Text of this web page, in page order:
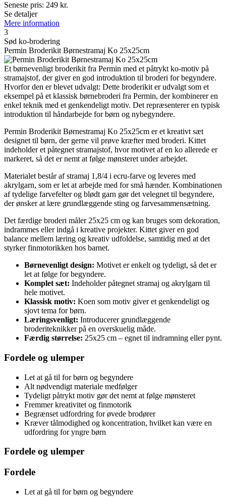
Seneste pris: 249 kr.
Se detaljer
Mere information
3
Sød ko-brodering
Permin Broderikit Børnestramaj Ko 25x25cm
Et børnevenligt broderikit fra Permin med et påtrykt ko-motiv på
stramajstof, der giver en god introduktion til broderi for begyndere.
Hvorfor den er blevet udvalgt: Dette broderikit er udvalgt som et
eksempel på et klassisk børnebroderi fra Permin, der kombinerer en
enkel teknik med et genkendeligt motiv. Det repræsenterer en typisk
introduktion til håndarbejde for børn og nybegyndere.
Permin Broderikit Børnestramaj Ko 25x25cm er et kreativt sæt
designet til børn, der gerne vil prøve kræfter med broderi. Kittet
indeholder et påtegnet stramajstof, hvor motivet af en ko allerede er
markeret, så det er nemt at følge mønsteret under arbejdet.
Materialet består af stramaj 1,8/4 i ecru-farve og leveres med
akrylgarn, som er let at arbejde med for små hænder. Kombinationen
af tydelige farvefelter og blødt garn gør det velegnet til begyndere,
der ønsker at lære grundlæggende sting og farvesammensætning.
Det færdige broderi måler 25x25 cm og kan bruges som dekoration,
indrammes eller indgå i kreative projekter. Kittet giver en god
balance mellem læring og kreativ udfoldelse, samtidig med at det
styrker finmotorikken hos barnet.
Børnevenligt design: Motivet er enkelt og tydeligt, så det er
let at følge for begyndere.
Komplet sæt: Indeholder påtegnet stramaj og akrylgarn til
hele motivet.
Klassisk motiv: Koen som motiv giver et genkendeligt og
sjovt tema for børn.
Læringsvenligt: Introducerer grundlæggende
broderiteknikker på en overskuelig måde.
Færdig størrelse: 25x25 cm – egnet til indramning eller pynt.
Fordele og ulemper
Let at gå til for børn og begyndere
Alt nødvendigt materiale medfølger
Tydeligt påtrykt motiv gør det nemt at følge mønsteret
Fremmer kreativitet og finmotorik
Begrænset udfordring for øvede brodører
Kræver tålmodighed og koncentration, hvilket kan være en
udfordring for yngre børn
Fordele og ulemper
Fordele
Let at gå til for børn og begyndere